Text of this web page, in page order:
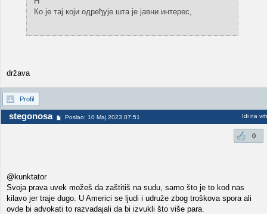
Ко је тај који одређује шта је јавни интерес,
država
Profil
stegonosa Poslao: 10 Maj 2023 07:51 Idi na vrh
0
@kunktator
Svoja prava uvek možeš da zaštitiš na sudu, samo što je to kod nas
kilavo jer traje dugo. U Americi se ljudi i udruže zbog troškova spora ali
ovde bi advokati to razvadajali da bi izvukli što više para.